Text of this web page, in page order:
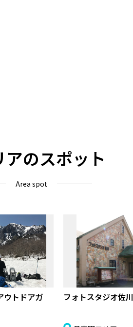
アのスポット
Area spot
トドアガ
フォトスタジオ佐川